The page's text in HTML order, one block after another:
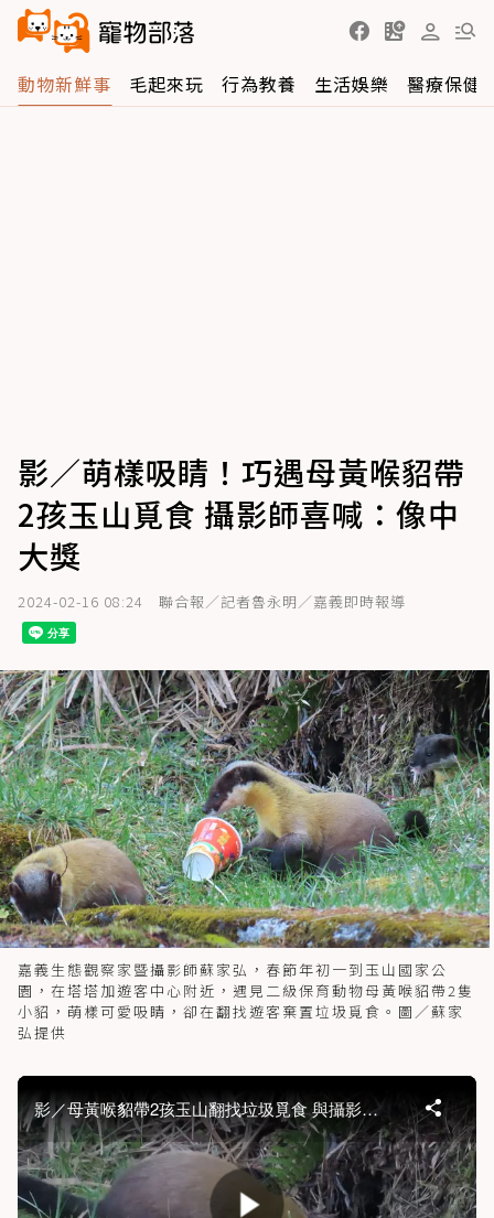
動物新鮮事 毛起來玩 行為教養 生活娛樂 醫療保健
影／萌樣吸睛！巧遇母黃喉貂帶
2孩玉山覓食 攝影師喜喊：像中
大獎
2024-02-16 08:24 聯合報／記者魯永明／嘉義即時報導
嘉義生態觀察家暨攝影師蘇家弘，春節年初一到玉山國家公
園，在塔塔加遊客中心附近，遇見二級保育動物母黃喉貂帶2隻
小貂，萌樣可愛吸睛，卻在翻找遊客棄置垃圾覓食。圖／蘇家
弘提供